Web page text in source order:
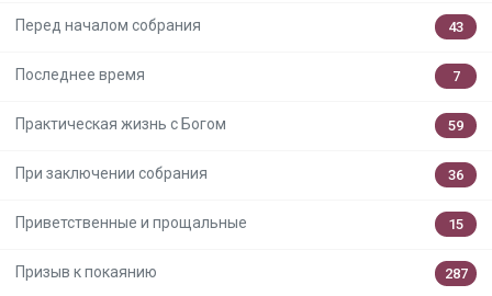
Перед началом собрания 43
Последнее время 7
Практическая жизнь с Богом 59
При заключении собрания 36
Приветственные и прощальные 15
Призыв к покаянию 287